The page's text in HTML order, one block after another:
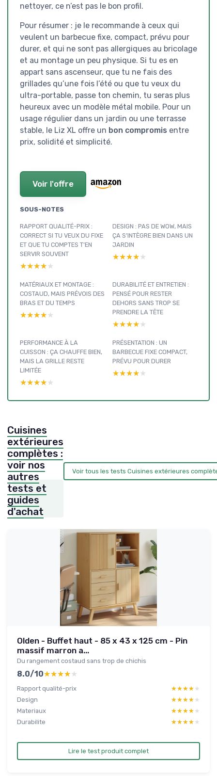
nettoyer, ce n’est pas le bon profil.
Pour résumer : je le recommande à ceux qui
veulent un barbecue fixe, compact, prévu pour
durer, et qui ne sont pas allergiques au bricolage
et au montage un peu physique. Si tu es en
appart sans ascenseur, que tu ne fais des
grillades qu’une fois l’été ou que tu veux du
ultra-portable, passe ton chemin, tu seras plus
heureux avec un modèle métal mobile. Pour un
usage régulier dans un jardin ou une terrasse
stable, le Liz XL offre un bon compromis entre
prix, solidité et simplicité.
Voir l'offre
SOUS-NOTES
RAPPORT QUALITÉ-PRIX :
CORRECT SI TU VEUX DU FIXE
ET QUE TU COMPTES T’EN
SERVIR SOUVENT
★★★★★
★★★★★
DESIGN : PAS DE WOW, MAIS
ÇA S’INTÈGRE BIEN DANS UN
JARDIN
★★★★★
★★★★★
MATÉRIAUX ET MONTAGE :
COSTAUD, MAIS PRÉVOIS DES
BRAS ET DU TEMPS
★★★★★
★★★★★
DURABILITÉ ET ENTRETIEN :
PENSÉ POUR RESTER
DEHORS SANS TROP SE
PRENDRE LA TÊTE
★★★★★
★★★★★
PERFORMANCE À LA
CUISSON : ÇA CHAUFFE BIEN,
MAIS LA GRILLE RESTE
LIMITÉE
★★★★★
★★★★★
PRÉSENTATION : UN
BARBECUE FIXE COMPACT,
PRÉVU POUR DURER
★★★★★
★★★★★
Cuisines
extérieures
complètes :
voir nos
autres
tests et
guides
d'achat
Voir tous les tests Cuisines extérieures
Olden - Buffet haut - 85 x 43 x 125 cm - Pin
massif marron a...
Du rangement costaud sans trop de chichis
8.0/10★★★★★
★★★★★
Rapport qualité-prix ★★★★★
★★★★★
Design
★★★★★
★★★★★
Materiaux
★★★★★
★★★★★
Durabilite
★★★★★
★★★★★
Lire le test produit complet